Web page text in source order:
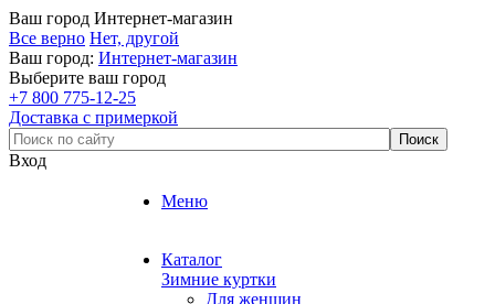
Ваш город Интернет-магазин
Все верно Нет, другой
Ваш город: Интернет-магазин
Выберите ваш город
+7 800 775-12-25
Доставка с примеркой
Вход
Меню
Каталог
Зимние куртки
Для женщин